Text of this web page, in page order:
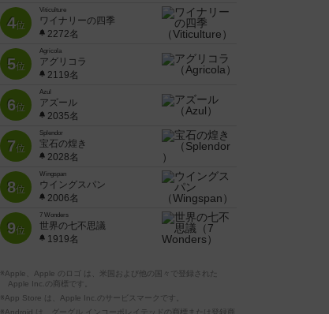
4位
Viticulture
ワイナリーの四季
2272名
5位
Agricola
アグリコラ
2119名
6位
Azul
アズール
2035名
7位
Splendor
宝石の煌き
2028名
8位
Wingspan
ウイングスパン
2006名
9位
7 Wonders
世界の七不思議
1919名
※Apple、Apple のロゴ は、米国および他の国々で登録された
Apple Inc.の商標です。
※App Store は、Apple Inc.のサービスマークです。
※Android は、グーグル インコーポレイテッドの商標または登録商